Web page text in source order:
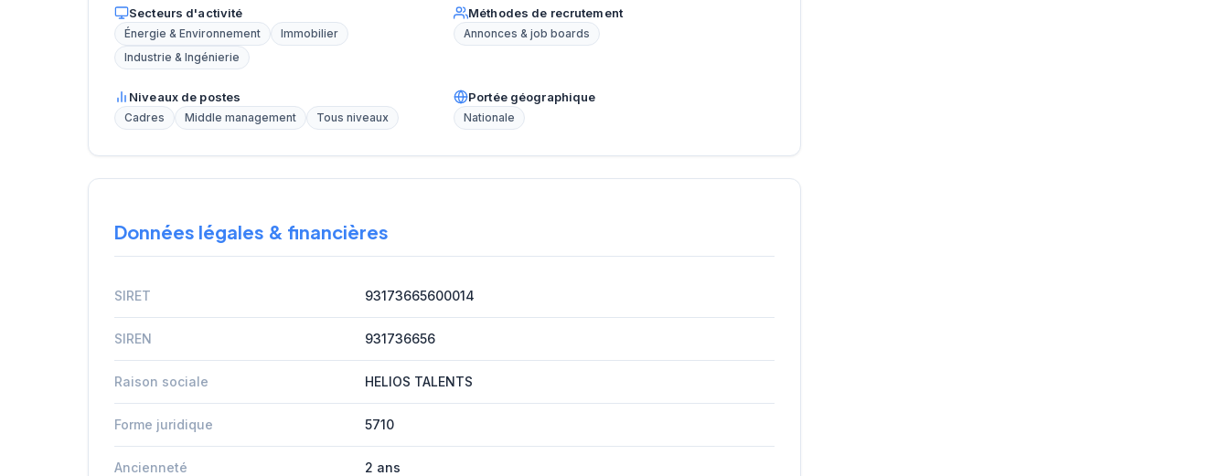
Secteurs d'activité
Énergie & Environnement
Immobilier
Industrie & Ingénierie
Méthodes de recrutement
Annonces & job boards
Niveaux de postes
Cadres Middle management Tous niveaux
Portée géographique
Nationale
Données légales & financières
SIRET 93173665600014
SIREN 931736656
Raison sociale HELIOS TALENTS
Forme juridique 5710
Ancienneté 2 ans